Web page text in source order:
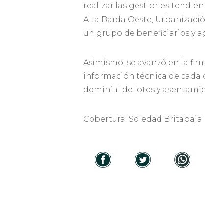
realizar las gestiones
Alta Barda Oeste,
un grupo de beneficiarios y
Asimismo, se avanzó en la
información técnica de cada
dominial de lotes y
Cobertura: Soledad Britapaja